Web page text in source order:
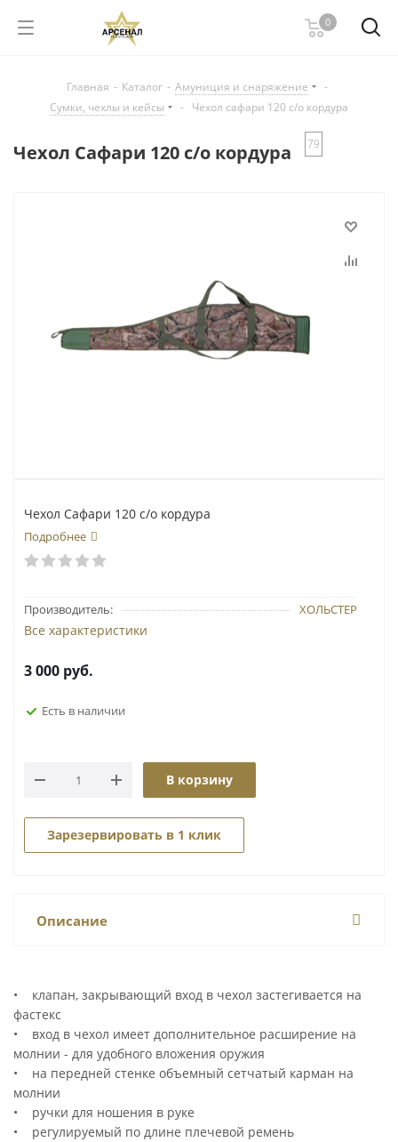
0
Главная - Каталог - Амуниция и снаряжение
-
Сумки, чехлы и кейсы
- Чехол сафари 120 с/о кордура
Чехол Сафари 120 с/о кордура 79
Чехол Сафари 120 с/о кордура
Подробнее
Производитель: ХОЛЬСТЕР
Все характеристики
3 000 руб.
Есть в наличии
В корзину
Зарезервировать в 1 клик
Описание
• клапан, закрывающий вход в чехол застегивается на
фастекс
• вход в чехол имеет дополнительное расширение на
молнии - для удобного вложения оружия
• на передней стенке объемный сетчатый карман на
молнии
• ручки для ношения в руке
• регулируемый по длине плечевой ремень